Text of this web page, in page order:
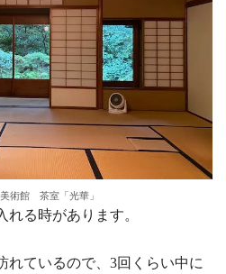
術館 茶室「光華」
る時があります。
れているので、3回くらい中に